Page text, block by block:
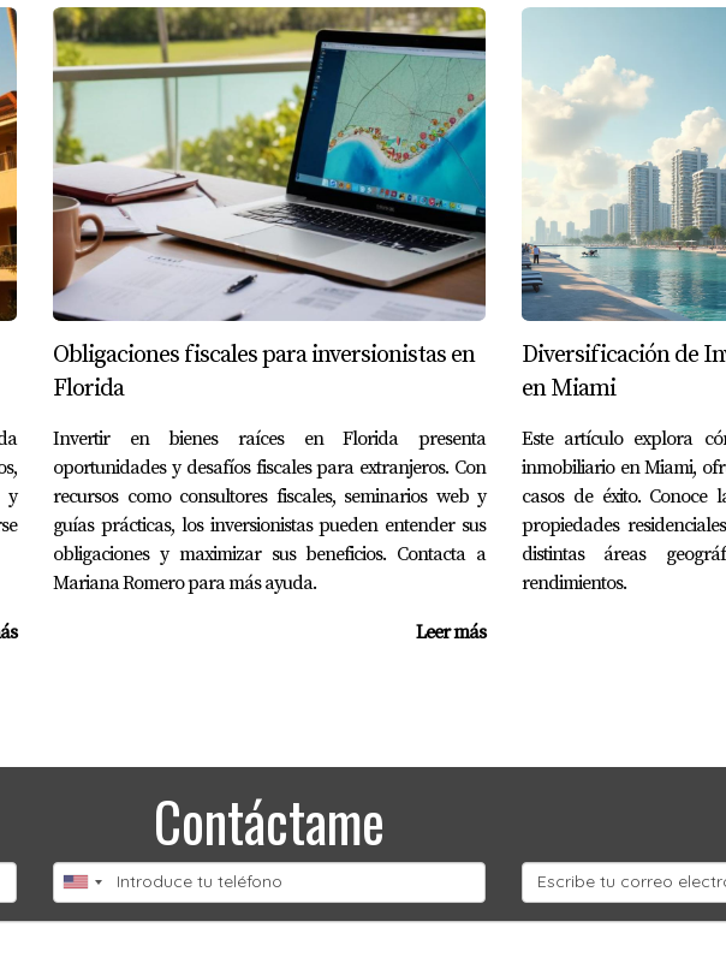
una simple transacción financiera; es una oportunidad para construir un futuro
para ofrecer. Con un clima favorable, oportunidades económicas abundantes
extranjeros de habla hispana estén tomando la iniciativa para invertir
no dudes en contactar a Mariana Romero para obtener asesoría
en propiedades en Florida?
baja turística (de septiembre a noviembre), cuando los precios pueden ser más
considera propiedades residenciales o comerciales; si buscas un lugar
puede facilitarte el proceso al brindarte información valiosa sobre el mercado
sobre la propiedad, costos de cierre y mantenimiento regular.
cualquier inversión; el mercado inmobiliario en Florida ha mostrado estabilidad
bien informada; si tienes dudas o necesitas asesoría específica sobre
y
Obligaciones fiscales para inversionistas en
Florida
Invertir en bienes raíces en Florida presenta
oportunidades y desafíos fiscales para extranjeros. Con
recursos como consultores fiscales, seminarios web y
guías prácticas, los inversionistas pueden entender sus
obligaciones y maximizar sus beneficios. Contacta a
Mariana Romero para más ayuda.
Leer más
Diversificación de
en Miami
Este artículo explora
inmobiliario en Miami,
casos de éxito.
propiedades
distintas áreas
rendimientos.
Contáctame